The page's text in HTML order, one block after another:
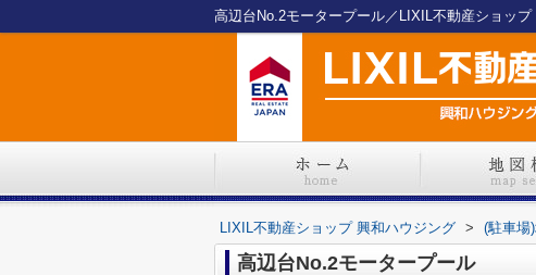
高辺台No.2モータープール／LIXIL不動産ショッ
LIXIL不動産ショップ 興和ハウジング > (駐車場
高辺台No.2モータープール